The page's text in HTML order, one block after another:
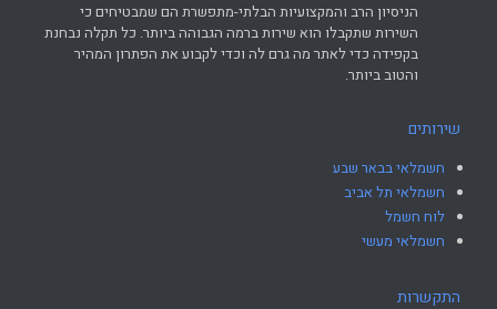
הניסיון הרב והמקצועיות הבלתי-מתפשרת הם שמבטיחים כי
השירות שתקבלו הוא שירות ברמה הגבוהה ביותר. כל תקלה נבחנת
בקפידה כדי לאתר מה גרם לה וכדי לקבוע את הפתרון המהיר
והטוב ביותר.
שירותים
חשמלאי בבאר שבע
חשמלאי תל אביב
לוח חשמל
חשמלאי מעשי
התקשרות